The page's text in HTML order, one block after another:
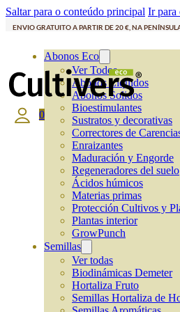
Saltar para o conteúdo principal Ir para
ENVIO GRATUITO A PARTIR DE 20 €, NA
Abonos Eco
Ver Todos
Abonos Líquidos
Abonos Solidos
Bioestimulantes
Sustratos y decorativas
Correctores de
Enraizantes
Maduración y Engorde
Regeneradores del suelo
Ácidos húmicos
Materias primas
Protección Cultivos y
Plantas interior
GrowPunch
Semillas
Ver todas
Biodinámicas Demeter
Hortaliza Fruto
Semillas Hortaliza de
0